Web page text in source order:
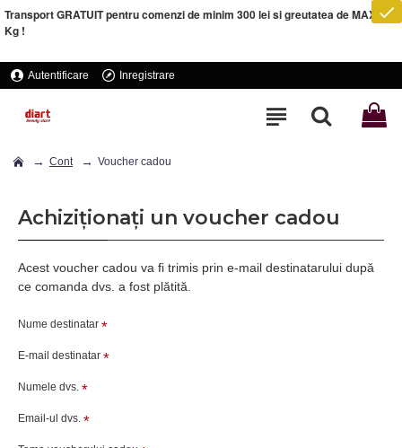
Transport GRATUIT pentru comenzi de minim 300 lei si greutatea de MAXIM 5
Kg !
Autentificare Inregistrare
Cont Voucher cadou
Achiziționați un voucher cadou
Acest voucher cadou va fi trimis prin e-mail destinatarului după
ce comanda dvs. a fost plătită.
Nume destinatar
E-mail destinatar
Numele dvs.
Email-ul dvs.